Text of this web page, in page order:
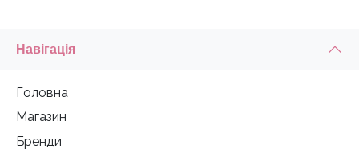
Навігація
Головна
Магазин
Бренди